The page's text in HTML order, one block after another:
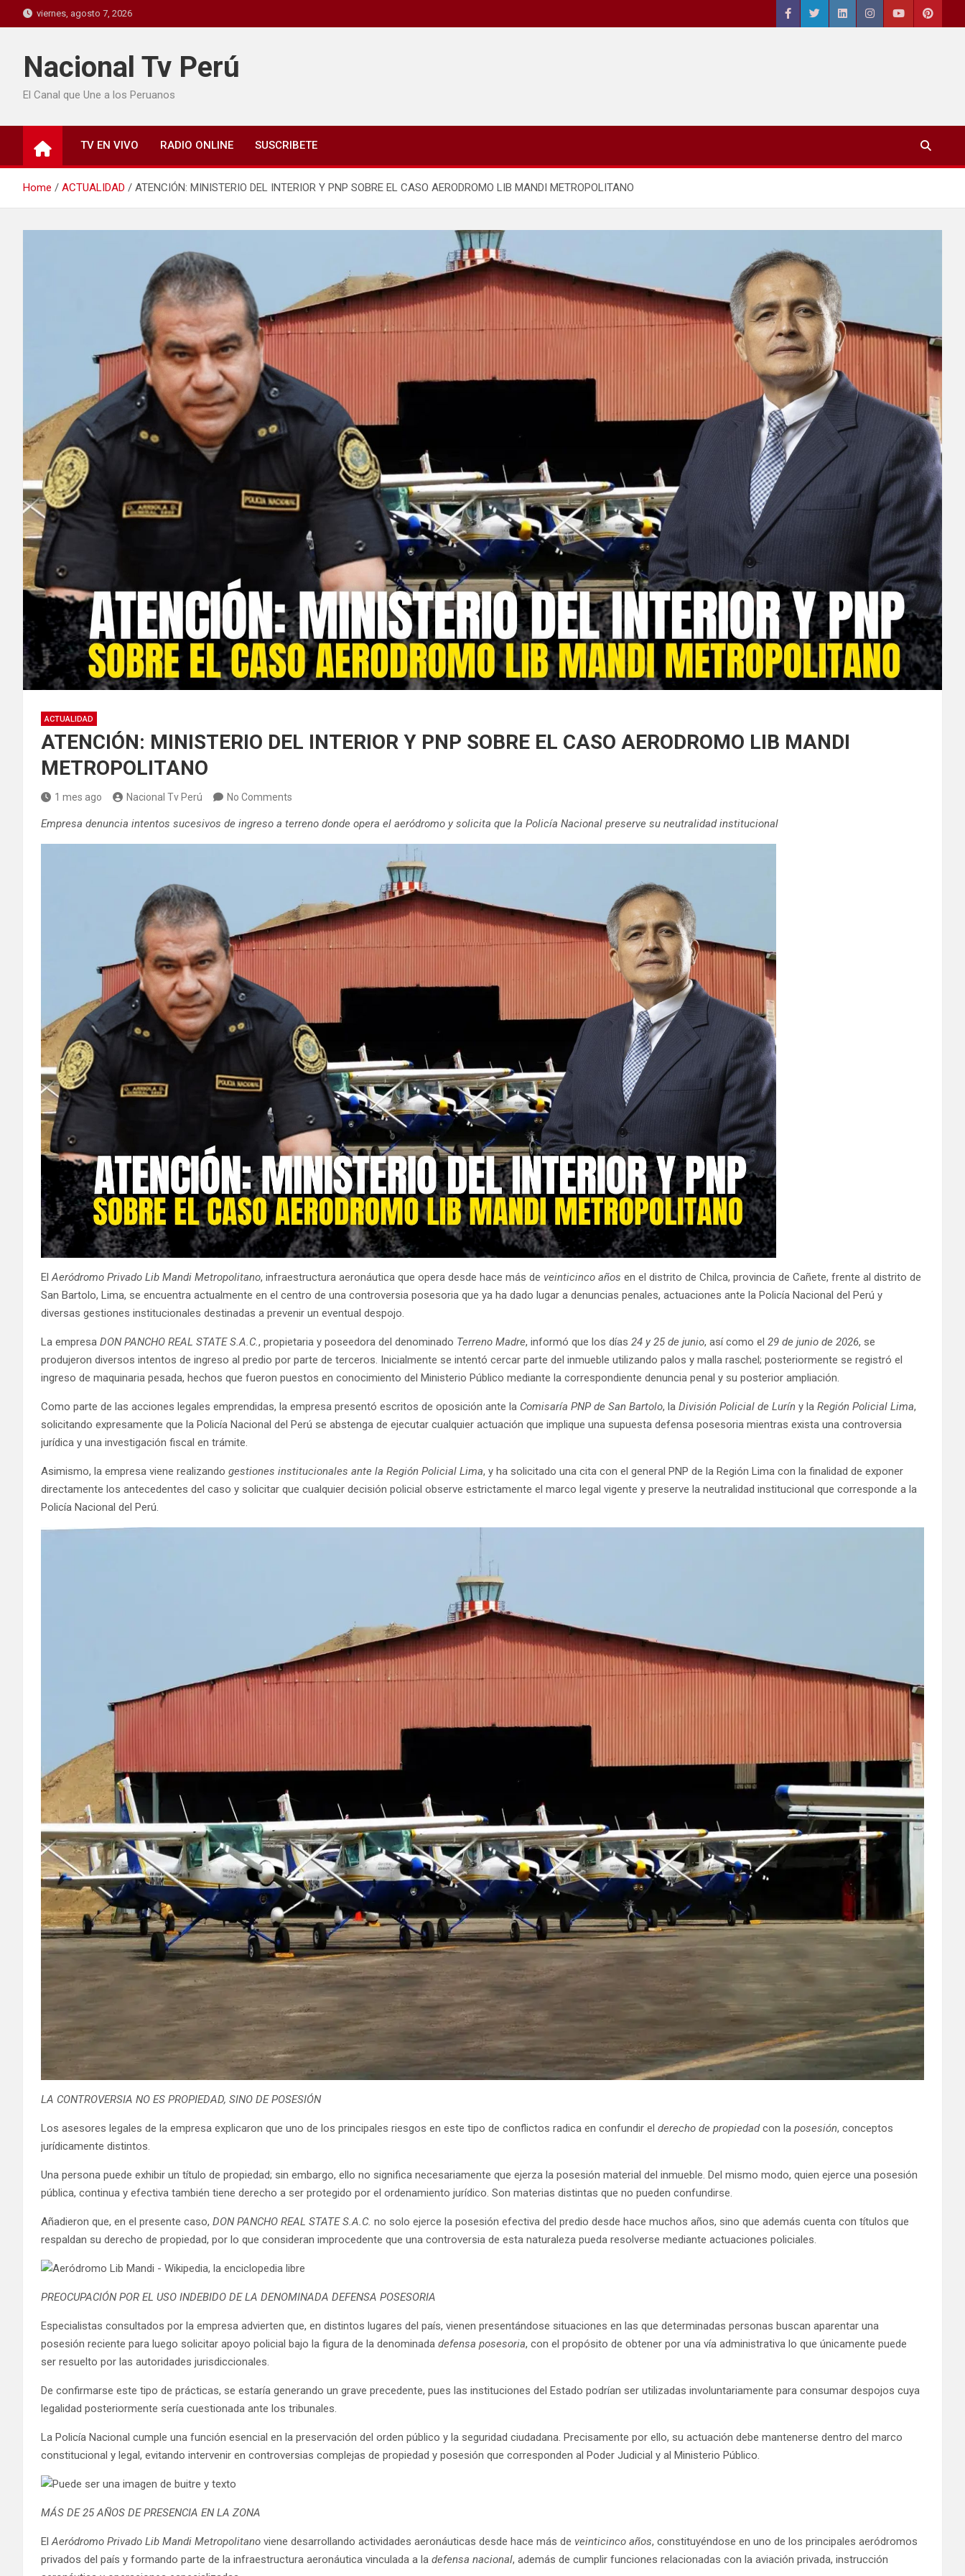
viernes, agosto 7, 2026
Nacional Tv Perú
El Canal que Une a los Peruanos
TV EN VIVO RADIO ONLINE SUSCRIBETE
Home ACTUALIDAD ATENCIÓN: MINISTERIO DEL INTERIOR Y PNP SOBRE EL CASO AERODROMO LIB MANDI METROPOLITANO
ACTUALIDAD
ATENCIÓN: MINISTERIO DEL INTERIOR Y PNP SOBRE EL CASO AERODROMO LIB MANDI
METROPOLITANO
1 mes ago Nacional Tv Perú No Comments
Empresa denuncia intentos sucesivos de ingreso a terreno donde opera el aeródromo y solicita que la Policía Nacional preserve su neutralidad institucional
ElAeródromo Privado Lib Mandi Metropolitano, infraestructura aeronáutica que opera desde hace más de veinticinco años en el distrito de Chilca, provincia de Cañete, frente al distrito de
San Bartolo, Lima, se encuentra actualmente en el centro de una controversia posesoria que ya ha dado lugar a denuncias penales, actuaciones ante la Policía Nacional del Perú y
diversas gestiones institucionales destinadas a prevenir un eventual despojo.
La empresa DON PANCHO REAL STATE S.A.C., propietaria y poseedora del denominado Terreno Madre, informó que los días 24 y 25 de junio, así como el 29 de junio de 2026, se
produjeron diversos intentos de ingreso al predio por parte de terceros. Inicialmente se intentó cercar parte del inmueble utilizando palos y malla raschel; posteriormente se registró el
ingreso de maquinaria pesada, hechos que fueron puestos en conocimiento del Ministerio Público mediante la correspondiente denuncia penal y su posterior ampliación.
Como parte de las acciones legales emprendidas, la empresa presentó escritos de oposición ante la Comisaría PNP de San Bartolo, la División Policial de Lurín y la Región Policial Lima,
solicitando expresamente que la Policía Nacional del Perú se abstenga de ejecutar cualquier actuación que implique una supuesta defensa posesoria mientras exista una controversia
jurídica y una investigación fiscal en trámite.
Asimismo, la empresa viene realizando gestiones institucionales ante la Región Policial Lima, y ha solicitado una cita con el general PNP de la Región Lima con la finalidad de exponer
directamente los antecedentes del caso y solicitar que cualquier decisión policial observe estrictamente el marco legal vigente y preserve la neutralidad institucional que corresponde a la
Policía Nacional del Perú.
LA CONTROVERSIA NO ES PROPIEDAD, SINO DE POSESIÓN
Los asesores legales de la empresa explicaron que uno de los principales riesgos en este tipo de conflictos radica en confundir el derecho de propiedadcon la posesión, conceptos
jurídicamente distintos.
Una persona puede exhibir un título de propiedad; sin embargo, ello no significa necesariamente que ejerza la posesión material del inmueble. Del mismo modo, quien ejerce una posesión
pública, continua y efectiva también tiene derecho a ser protegido por el ordenamiento jurídico. Son materias distintas que no pueden confundirse.
Añadieron que, en el presente caso, DON PANCHO REAL STATE S.A.C. no solo ejerce la posesión efectiva del predio desde hace muchos años, sino que además cuenta con títulos que
respaldan su derecho de propiedad, por lo que consideran improcedente que una controversia de esta naturaleza pueda resolverse mediante actuaciones policiales.
PREOCUPACIÓN POR EL USO INDEBIDO DE LA DENOMINADA DEFENSA POSESORIA
Especialistas consultados por la empresa advierten que, en distintos lugares del país, vienen presentándose situaciones en las que determinadas personas buscan aparentar una
posesión reciente para luego solicitar apoyo policial bajo la figura de la denominada defensa posesoria, con el propósito de obtener por una vía administrativa lo que únicamente puede
ser resuelto por las autoridades jurisdiccionales.
De confirmarse este tipo de prácticas, se estaría generando un grave precedente, pues las instituciones del Estado podrían ser utilizadas involuntariamente para consumar despojos cuya
legalidad posteriormente sería cuestionada ante los tribunales.
La Policía Nacional cumple una función esencial en la preservación del orden público y la seguridad ciudadana. Precisamente por ello, su actuación debe mantenerse dentro del marco
constitucional y legal, evitando intervenir en controversias complejas de propiedad y posesión que corresponden al Poder Judicial y al Ministerio Público.
MÁS DE 25 AÑOS DE PRESENCIA EN LA ZONA
ElAeródromo Privado Lib Mandi Metropolitano viene desarrollando actividades aeronáuticas desde hace más de veinticinco años, constituyéndose en uno de los principales aeródromos
privados del país y formando parte de la infraestructura aeronáutica vinculada a la defensa nacional, además de cumplir funciones relacionadas con la aviación privada, instrucción